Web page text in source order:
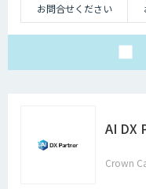
お問合せください
AI DX
Crown